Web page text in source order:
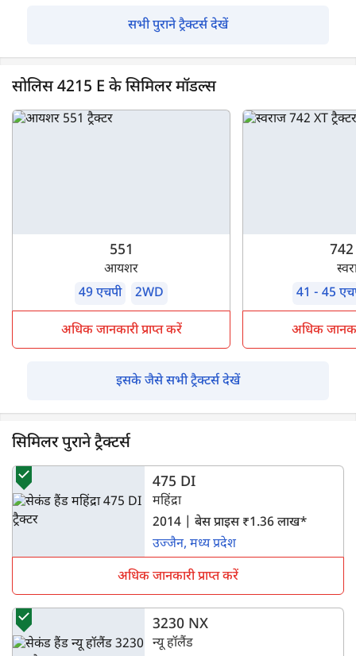
सभी पुराने ट्रैक्टर्स देखें
सोलिस 4215 E के सिमिलर मॉडल्स
551
आयशर
49 एचपी
2WD
अधिक जानकारी प्राप्त करें
742
41 - 45
अधिक
इसके जैसे सभी ट्रैक्टर्स देखें
सिमिलर पुराने ट्रैक्टर्स
475 DI
महिंद्रा
2014 | बेस प्राइस ₹1.36 लाख*
उज्जैन, मध्य प्रदेश
अधिक जानकारी प्राप्त करें
3230 NX
न्यू हॉलैंड